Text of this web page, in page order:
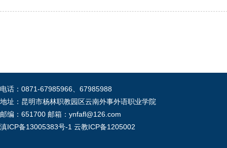
电话：0871-67985966、67985988
地址：昆明市杨林职教园区云南外事外语职业学院
邮编：651700 邮箱：ynfafl@126.com
滇ICP备13005383号-1 云教ICP备1205002